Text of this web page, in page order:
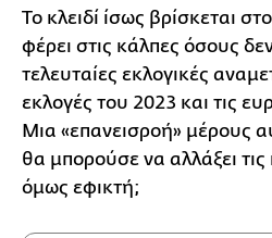
Το κλειδί ίσως βρίσκεται
φέρει στις κάλπες όσους
τελευταίες εκλογικές
εκλογές του 2023 και τις
Μια «επανεισροή» μέρους
θα μπορούσε να αλλάξει τις
όμως εφικτή;